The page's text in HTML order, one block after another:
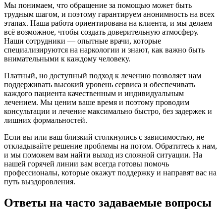
Мы понимаем, что обращение за помощью может быть
трудным шагом, и поэтому гарантируем анонимность на всех
этапах. Наша работа ориентирована на клиента, и мы делаем
всё возможное, чтобы создать доверительную атмосферу.
Наши сотрудники — опытные врачи, которые
специализируются на наркологии и знают, как важно быть
внимательными к каждому человеку.
Платный, но доступный подход к лечению позволяет нам
поддерживать высокий уровень сервиса и обеспечивать
каждого пациента качественным и индивидуальным
лечением. Мы ценим ваше время и поэтому проводим
консультации и лечение максимально быстро, без задержек и
лишних формальностей.
Если вы или ваш близкий столкнулись с зависимостью, не
откладывайте решение проблемы на потом. Обратитесь к нам,
и мы поможем вам найти выход из сложной ситуации. На
нашей горячей линии вам всегда готовы помочь
профессионалы, которые окажут поддержку и направят вас на
путь выздоровления.
Ответы на часто задаваемые вопросы